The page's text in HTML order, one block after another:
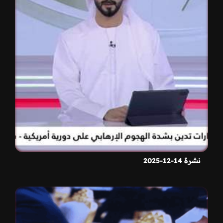
نشرة 14-12-2025